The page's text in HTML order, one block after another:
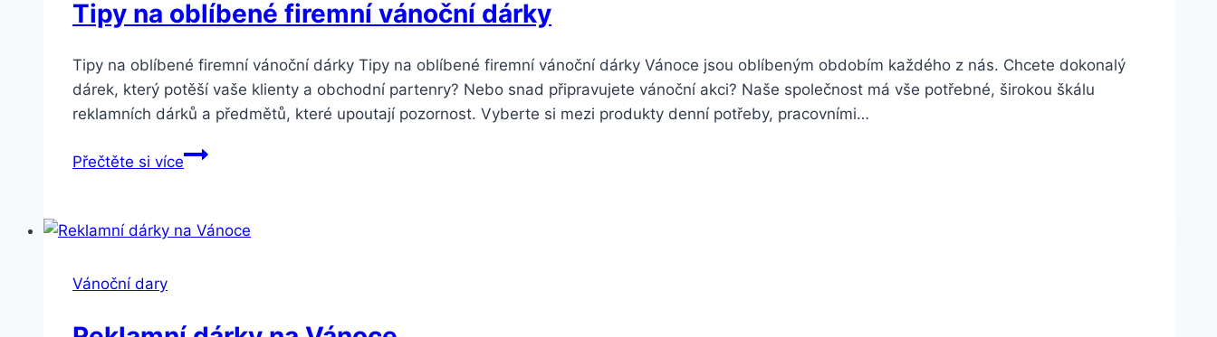
Tipy na oblíbené firemní vánoční dárky
Tipy na oblíbené firemní vánoční dárky Tipy na oblíbené firemní vánoční dárky Vánoce jsou oblíbeným obdobím každého z nás. Chcete dokonalý
dárek, který potěší vaše klienty a obchodní partenry? Nebo snad připravujete vánoční akci? Naše společnost má vše potřebné, širokou škálu
reklamních dárků a předmětů, které upoutají pozornost. Vyberte si mezi produkty denní potřeby, pracovními…
Přečtěte si více
Vánoční dary